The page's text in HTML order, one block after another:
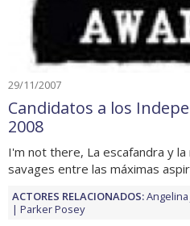
29/11/2007
Candidatos a los
2008
I'm not there, La escafandra y la
savages entre las máximas
ACTORES RELACIONADOS:Angelina
Parker Posey